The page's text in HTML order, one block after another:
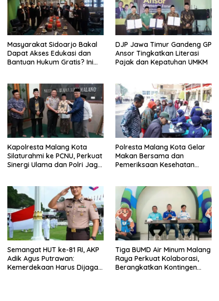
Masyarakat Sidoarjo Bakal
Dapat Akses Edukasi dan
Bantuan Hukum Gratis? Ini
DJP Jawa Timur Gandeng GP
Ansor Tingkatkan Literasi
Pajak dan Kepatuhan UMKM
Kapolresta Malang Kota
Silaturahmi ke PCNU, Perkuat
Sinergi Ulama dan Polri Jaga
Polresta Malang Kota Gelar
Makan Bersama dan
Pemeriksaan Kesehatan
Semangat HUT ke-81 RI, AKP
Adik Agus Putrawan:
Kemerdekaan Harus Dijaga
Tiga BUMD Air Minum Malang
Raya Perkuat Kolaborasi,
Berangkatkan Kontingen